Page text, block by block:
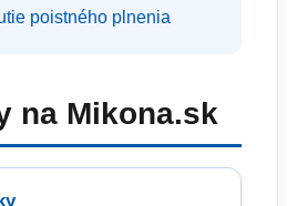
poistného plnenia
na Mikona.sk